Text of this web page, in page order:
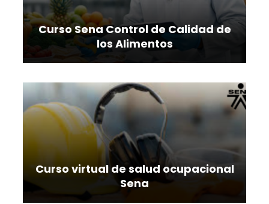
Curso Sena Control de Calidad de
los Alimentos
Curso virtual de salud ocupacional
Sena